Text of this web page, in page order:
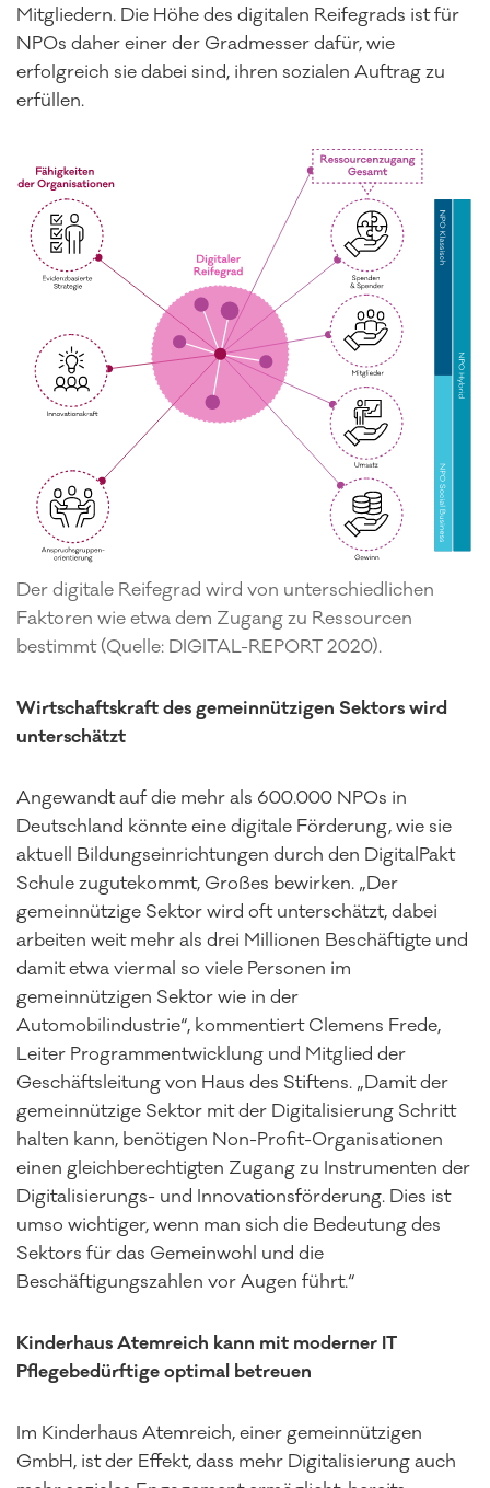
Mitgliedern. Die Höhe des digitalen Reifegrads ist für
NPOs daher einer der Gradmesser dafür, wie
erfolgreich sie dabei sind, ihren sozialen Auftrag zu
erfüllen.
Der digitale Reifegrad wird von unterschiedlichen
Faktoren wie etwa dem Zugang zu Ressourcen
bestimmt (Quelle: DIGITAL-REPORT 2020).
Wirtschaftskraft des gemeinnützigen Sektors wird
unterschätzt
Angewandt auf die mehr als 600.000 NPOs in
Deutschland könnte eine digitale Förderung, wie sie
aktuell Bildungseinrichtungen durch den DigitalPakt
Schule zugutekommt, Großes bewirken. „Der
gemeinnützige Sektor wird oft unterschätzt, dabei
arbeiten weit mehr als drei Millionen Beschäftigte und
damit etwa viermal so viele Personen im
gemeinnützigen Sektor wie in der
Automobilindustrie“, kommentiert Clemens Frede,
Leiter Programmentwicklung und Mitglied der
Geschäftsleitung von Haus des Stiftens. „Damit der
gemeinnützige Sektor mit der Digitalisierung Schritt
halten kann, benötigen Non-Profit-Organisationen
einen gleichberechtigten Zugang zu Instrumenten der
Digitalisierungs- und Innovationsförderung. Dies ist
umso wichtiger, wenn man sich die Bedeutung des
Sektors für das Gemeinwohl und die
Beschäftigungszahlen vor Augen führt.“
Kinderhaus Atemreich kann mit moderner IT
Pflegebedürftige optimal betreuen
Im Kinderhaus Atemreich, einer gemeinnützigen
GmbH, ist der Effekt, dass mehr Digitalisierung auch